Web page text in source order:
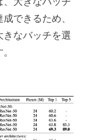
できるため、
きなバッチを選